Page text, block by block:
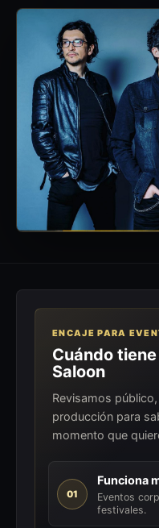
ENCAJE PARA
Cuándo
Saloon
Revisamos
producción para
momento que
01
Funciona
Eventos
festivales.